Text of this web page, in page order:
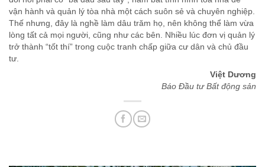
vận hành và quản lý tòa nhà một cách suôn sẻ và chuyên nghiệp.
Thế nhưng, đây là nghề làm dâu trăm họ, nên không thể làm vừa
lòng tất cả mọi người, cũng như các bên. Nhiều lúc đơn vị quản lý
trở thành “tốt thí” trong cuộc tranh chấp giữa cư dân và chủ đầu
tư.
Việt Dương
Báo Đầu tư Bất động sản